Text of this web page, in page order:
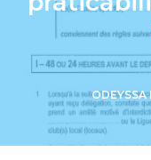
ODEYSSA